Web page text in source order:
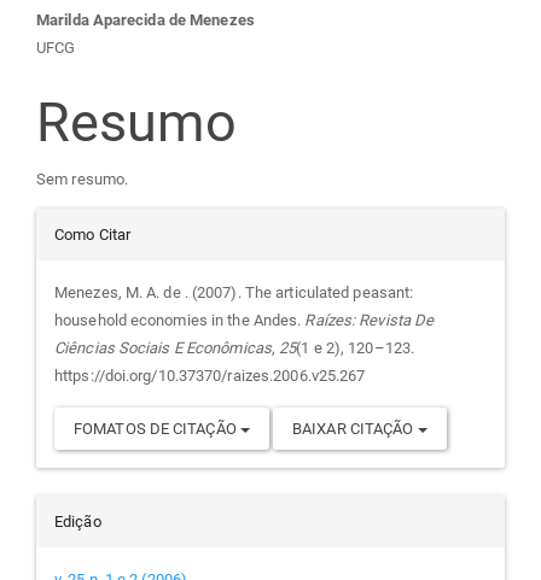
Conteúdo
do
artigo
principal
Marilda Aparecida de Menezes
UFCG
Resumo
Sem resumo.
Detalhes
do
artigo
Como Citar
Menezes, M. A. de . (2007). The articulated peasant:
household economies in the Andes. Raízes: Revista De
Ciências Sociais E Econômicas, 25(1 e 2), 120–123.
https://doi.org/10.37370/raizes.2006.v25.267
FOMATOS DE CITAÇÃO BAIXAR CITAÇÃO
Edição